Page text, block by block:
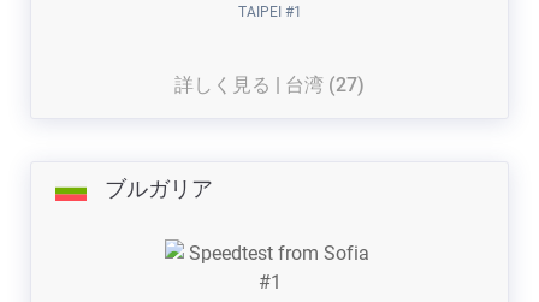
TAIPEI #1
詳しく見る | 台湾 (27)
ブルガリア